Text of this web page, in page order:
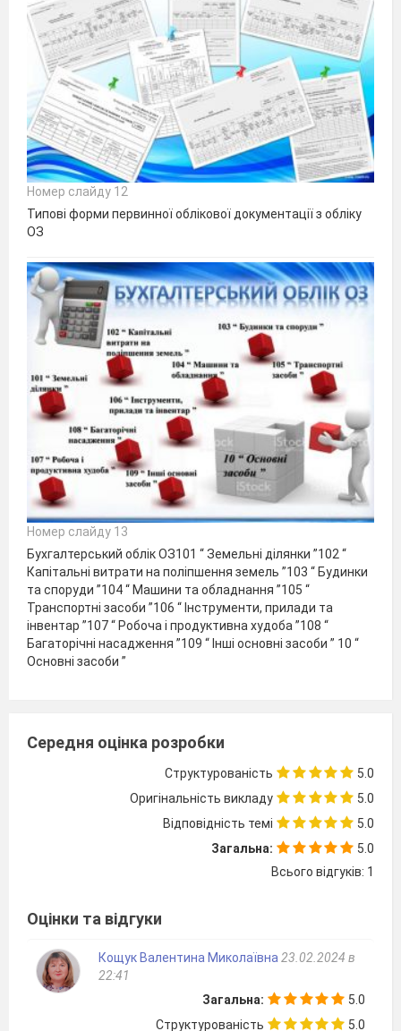
Номер слайду 12
Типові форми первинної облікової документації з обліку
ОЗ
Номер слайду 13
Бухгалтерський облік ОЗ101 “ Земельні ділянки ”102 “
Капітальні витрати на поліпшення земель ”103 “ Будинки
та споруди ”104 “ Машини та обладнання ”105 “
Транспортні засоби ”106 “ Інструменти, прилади та
інвентар ”107 “ Робоча і продуктивна худоба ”108 “
Багаторічні насадження ”109 “ Інші основні засоби ” 10 “
Основні засоби ”
Середня оцінка розробки
Структурованість
5.0
Оригінальність викладу
5.0
Відповідність темі
5.0
Загальна:
5.0
Всього відгуків: 1
Оцінки та відгуки
Кощук Валентина Миколаївна 23.02.2024 в
22:41
Загальна:
5.0
Структурованість
5.0